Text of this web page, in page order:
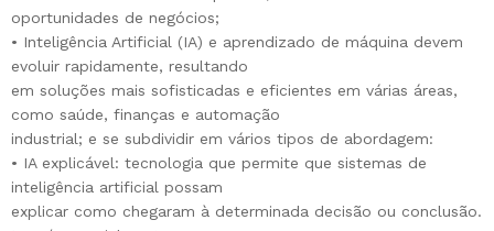
oportunidades de negócios;
• Inteligência Artificial (IA) e aprendizado de máquina devem
evoluir rapidamente, resultando
em soluções mais sofisticadas e eficientes em várias áreas,
como saúde, finanças e automação
industrial; e se subdividir em vários tipos de abordagem:
• IA explicável: tecnologia que permite que sistemas de
inteligência artificial possam
explicar como chegaram à determinada decisão ou conclusão.